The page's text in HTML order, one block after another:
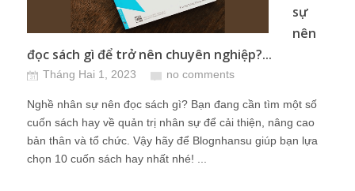
sự
nên
đọc sách gì để trở nên chuyên nghiệp?...
Tháng Hai 1, 2023 no comments
Nghề nhân sự nên đọc sách gì? Bạn đang cần tìm một số
cuốn sách hay về quản trị nhân sự để cải thiện, nâng cao
bản thân và tổ chức. Vậy hãy để Blognhansu giúp bạn lựa
chọn 10 cuốn sách hay nhất nhé! ...